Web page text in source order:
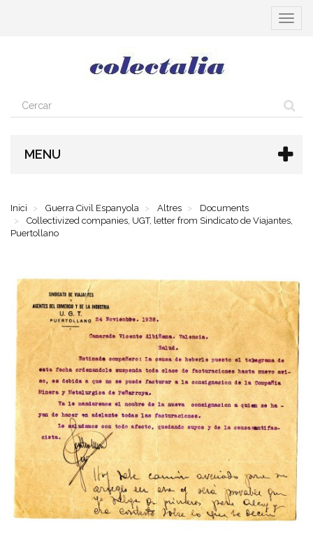
Toggle
MENU
Inici Guerra Civil Espanyola Altres
Documents
Collectivized companies, UGT, letter from Sindicato de Viajantes,
Puertollano